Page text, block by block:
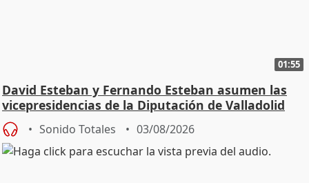
01:55
David Esteban y Fernando Esteban asumen las
vicepresidencias de la Diputación de Valladolid
Sonido Totales 03/08/2026